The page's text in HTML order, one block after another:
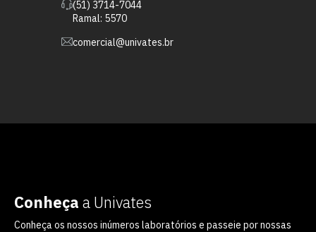
(51) 3714-7044
Ramal: 5570
comercial@univates.br
Conheça a Univates
Conheça os nossos inúmeros laboratórios e passeie por nossas